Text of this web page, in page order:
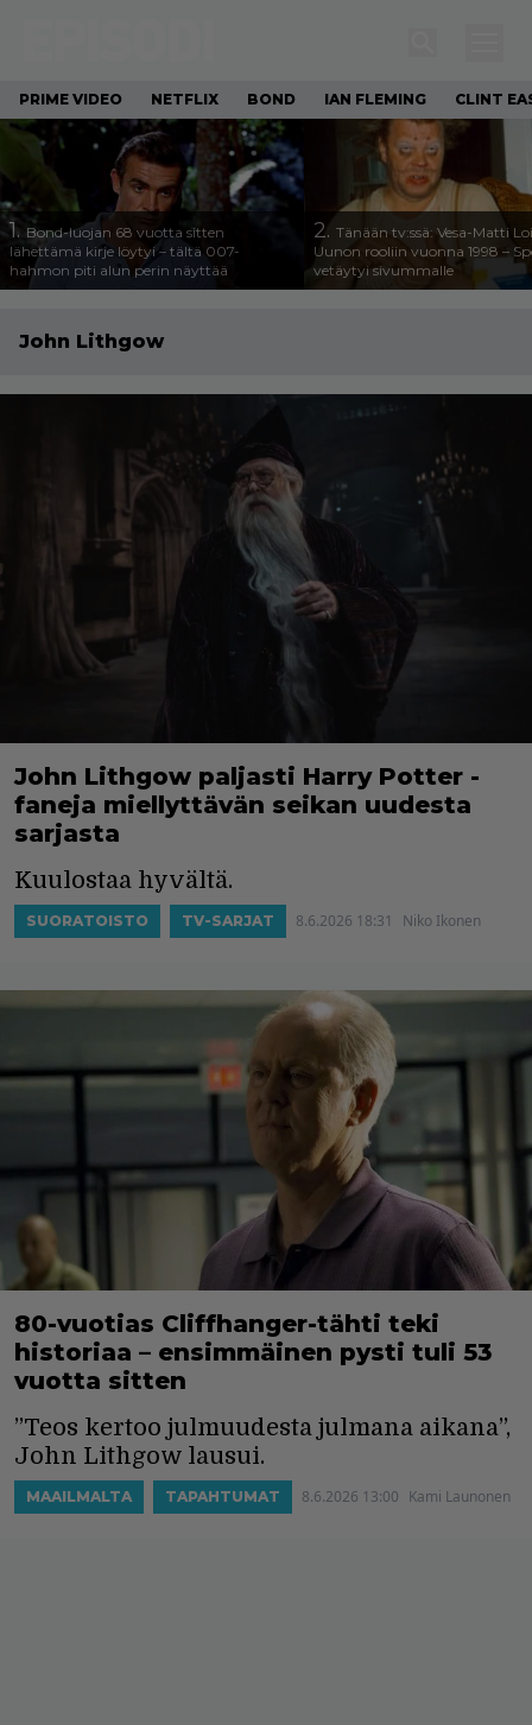
PRIME VIDEO NETFLIX BOND IAN FLEMING CLINT
1. Bond-luojan 68 vuotta sitten
lähettämä kirje löytyi – tältä 007-
hahmon piti alun perin näyttää
2. Tänään tv:ssä: Vesa-Matti
Uunon rooliin vuonna 1998 –
vetäytyi sivummalle
John Lithgow
John Lithgow paljasti Harry Potter -
faneja miellyttävän seikan uudesta
sarjasta
Kuulostaa hyvältä.
SUORATOISTO TV-SARJAT 8.6.2026 18:31 Niko Ikonen
80-vuotias Cliffhanger-tähti teki
historiaa – ensimmäinen pysti tuli 53
vuotta sitten
”Teos kertoo julmuudesta julmana aikana”,
John Lithgow lausui.
MAAILMALTA TAPAHTUMAT 8.6.2026 13:00 Kami Launonen